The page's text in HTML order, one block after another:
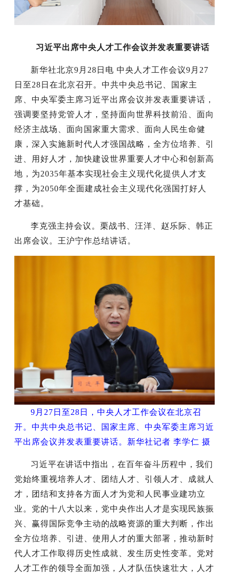
习近平出席中央人才工作会议并发表重要讲话
新华社北京9月28日电 中央人才工作会议9月27
日至28日在北京召开。中共中央总书记、国家主
席、中央军委主席习近平出席会议并发表重要讲话，
强调要坚持党管人才，坚持面向世界科技前沿、面向
经济主战场、面向国家重大需求、面向人民生命健
康，深入实施新时代人才强国战略，全方位培养、引
进、用好人才，加快建设世界重要人才中心和创新高
地，为2035年基本实现社会主义现代化提供人才支
撑，为2050年全面建成社会主义现代化强国打好人
才基础。
李克强主持会议。栗战书、汪洋、赵乐际、韩正
出席会议。王沪宁作总结讲话。
9月27日至28日，中央人才工作会议在北京召
开。中共中央总书记、国家主席、中央军委主席习近
平出席会议并发表重要讲话。新华社记者 李学仁 摄
习近平在讲话中指出，在百年奋斗历程中，我们
党始终重视培养人才、团结人才、引领人才、成就人
才，团结和支持各方面人才为党和人民事业建功立
业。党的十八大以来，党中央作出人才是实现民族振
兴、赢得国际竞争主动的战略资源的重大判断，作出
全方位培养、引进、使用人才的重大部署，推动新时
代人才工作取得历史性成就、发生历史性变革。党对
人才工作的领导全面加强，人才队伍快速壮大，人才